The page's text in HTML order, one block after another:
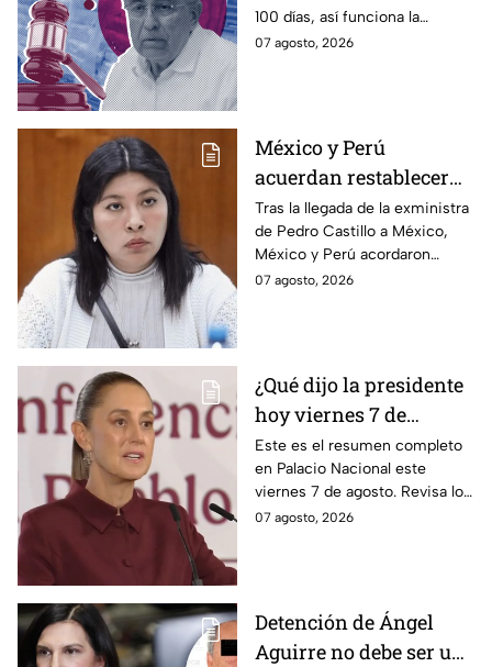
gobernador de Sinaloa
100 días, así funciona la
estrategia de Morena para
07 agosto, 2026
México y Perú
acuerdan restablecer
relaciones
diplomáticas tras
llegada de Betssy
Chávez al país
Tras la llegada de la exministra
de Pedro Castillo a México,
México y Perú acordaron
reanudar relaciones desde
07 agosto, 2026
¿Qué dijo la presidente
hoy viernes 7 de
agosto? Resumen EN
VIVO
Este es el resumen completo
en Palacio Nacional este
viernes 7 de agosto. Revisa los
datos presentados y las
07 agosto, 2026
Detención de Ángel
Aguirre no debe ser un